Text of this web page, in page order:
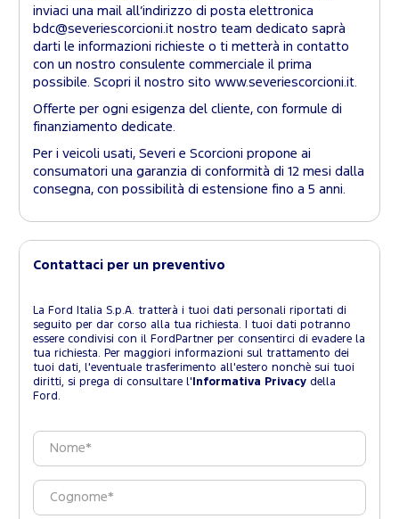
inviaci una mail all’indirizzo di posta elettronica
bdc@severiescorcioni.it nostro team dedicato saprà
darti le informazioni richieste o ti metterà in contatto
con un nostro consulente commerciale il prima
possibile. Scopri il nostro sito www.severiescorcioni.it.
Offerte per ogni esigenza del cliente, con formule di
finanziamento dedicate.
Per i veicoli usati, Severi e Scorcioni propone ai
consumatori una garanzia di conformità di 12 mesi dalla
consegna, con possibilità di estensione fino a 5 anni.
Contattaci per un preventivo
La Ford Italia S.p.A. tratterà i tuoi dati personali riportati di
seguito per dar corso alla tua richiesta. I tuoi dati potranno
essere condivisi con il FordPartner per consentirci di evadere la
tua richiesta. Per maggiori informazioni sul trattamento dei
tuoi dati, l'eventuale trasferimento all'estero nonchè sui tuoi
diritti, si prega di consultare l' Informativa Privacy della
Ford.